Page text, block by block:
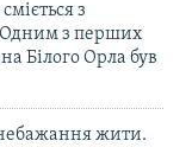
з
з перших
Білого Орла був
жити.